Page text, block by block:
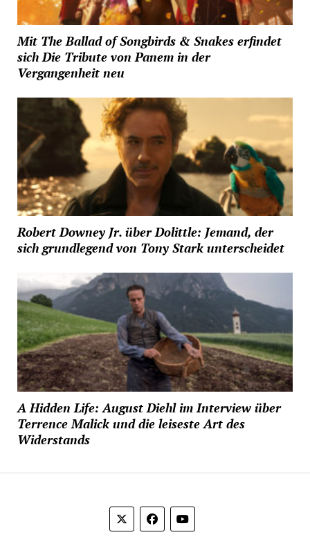
Mit The Ballad of Songbirds & Snakes erfindet
sich Die Tribute von Panem in der
Vergangenheit neu
Robert Downey Jr. über Dolittle: Jemand, der
sich grundlegend von Tony Stark unterscheidet
A Hidden Life: August Diehl im Interview über
Terrence Malick und die leiseste Art des
Widerstands